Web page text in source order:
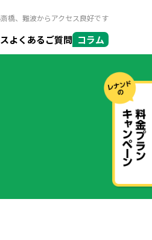
橋、難波からアクセス良好です
よくあるご質問 コラム